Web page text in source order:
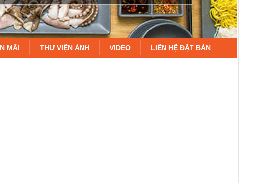
MÃI THƯ VIỆN ẢNH VIDEO LIÊN HỆ ĐẶT BÀN